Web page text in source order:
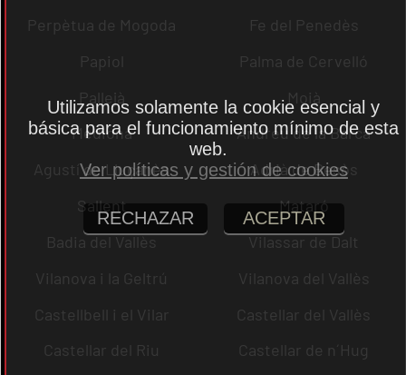
Perpètua de Mogoda
Fe del Penedès
Papiol
Palma de Cervelló
Pallejà
Moià
Mediona
Andreu de la Barca
Agustí de Lluçanès
Adrià de Besòs
Sallent
Mataró
Badia del Vallès
Vilassar de Dalt
Vilanova i la Geltrú
Vilanova del Vallès
Castellbell i el Vilar
Castellar del Vallès
Castellar del Riu
Castellar de n´Hug
Utilizamos solamente la cookie esencial y
básica para el funcionamiento mínimo de esta
web.
Ver políticas y gestión de cookies
RECHAZAR ACEPTAR